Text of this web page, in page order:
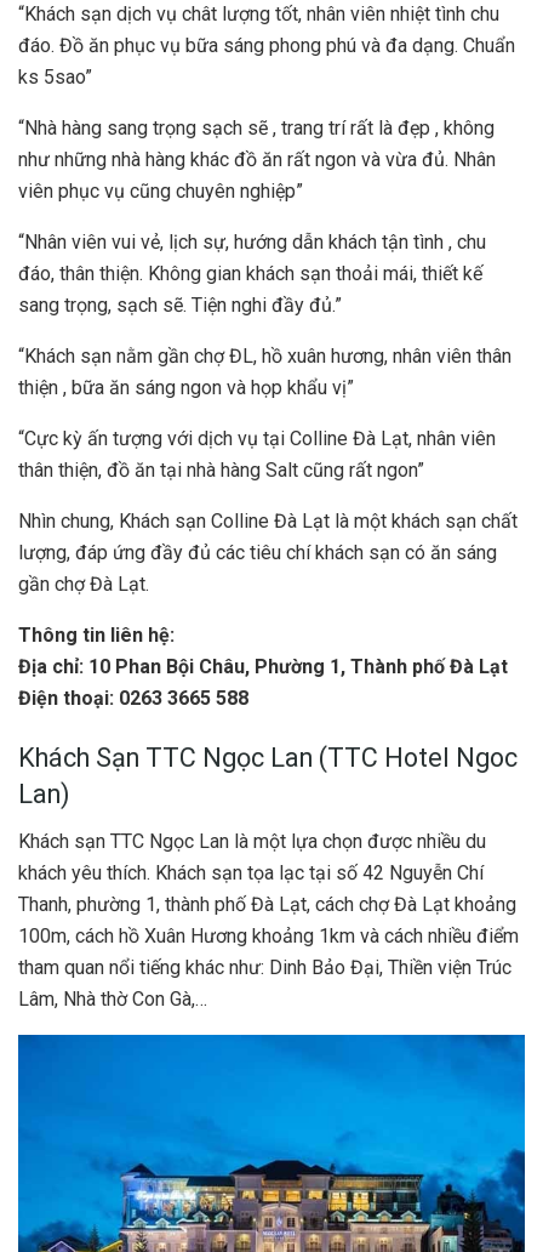
“Khách sạn dịch vụ chât lượng tốt, nhân viên nhiệt tình chu
đáo. Đồ ăn phục vụ bữa sáng phong phú và đa dạng. Chuẩn
ks 5sao”
“Nhà hàng sang trọng sạch sẽ , trang trí rất là đẹp , không
như những nhà hàng khác đồ ăn rất ngon và vừa đủ. Nhân
viên phục vụ cũng chuyên nghiệp”
“Nhân viên vui vẻ, lịch sự, hướng dẫn khách tận tình , chu
đáo, thân thiện. Không gian khách sạn thoải mái, thiết kế
sang trọng, sạch sẽ. Tiện nghi đầy đủ.”
“Khách sạn nằm gần chợ ĐL, hồ xuân hương, nhân viên thân
thiện , bữa ăn sáng ngon và họp khẩu vị”
“Cực kỳ ấn tượng với dịch vụ tại Colline Đà Lạt, nhân viên
thân thiện, đồ ăn tại nhà hàng Salt cũng rất ngon”
Nhìn chung, Khách sạn Colline Đà Lạt là một khách sạn chất
lượng, đáp ứng đầy đủ các tiêu chí khách sạn có ăn sáng
gần chợ Đà Lạt.
Thông tin liên hệ:
Địa chỉ: 10 Phan Bội Châu, Phường 1, Thành phố Đà Lạt
Điện thoại: 0263 3665 588
Khách Sạn TTC Ngọc Lan (TTC Hotel Ngoc
Lan)
Khách sạn TTC Ngọc Lan là một lựa chọn được nhiều du
khách yêu thích. Khách sạn tọa lạc tại số 42 Nguyễn Chí
Thanh, phường 1, thành phố Đà Lạt, cách chợ Đà Lạt khoảng
100m, cách hồ Xuân Hương khoảng 1km và cách nhiều điểm
tham quan nổi tiếng khác như: Dinh Bảo Đại, Thiền viện Trúc
Lâm, Nhà thờ Con Gà,…